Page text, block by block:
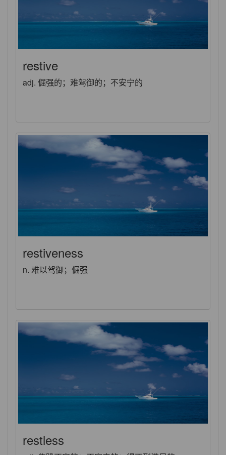
restive
adj. 倔强的；难驾御的；不安宁的
restiveness
n. 难以驾御；倔强
restless